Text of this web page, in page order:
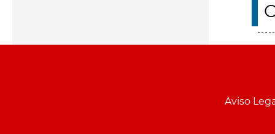
Aviso